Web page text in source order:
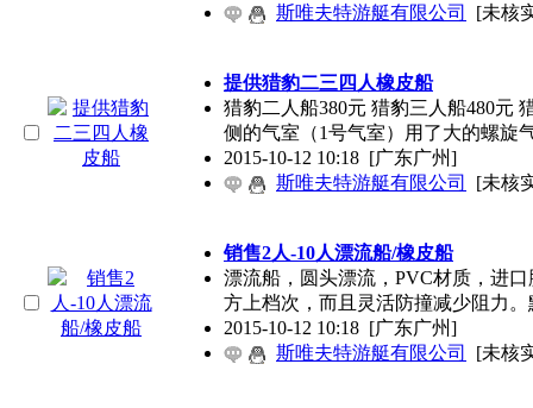
斯唯夫特游艇有限公司
[未核
提供猎豹二三四人橡皮船
猎豹二人船380元 猎豹三人船480元
侧的气室（1号气室）用了大的螺旋
2015-10-12 10:18 [广东广州]
斯唯夫特游艇有限公司
[未核
销售2人-10人漂流船/橡皮船
漂流船，圆头漂流，PVC材质，进
方上档次，而且灵活防撞减少阻力。
2015-10-12 10:18 [广东广州]
斯唯夫特游艇有限公司
[未核